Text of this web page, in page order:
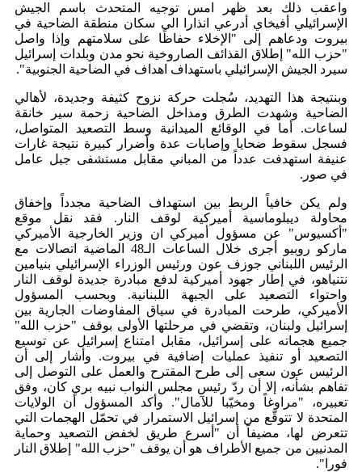
واعقب ذلك بعد ظهر امس توجيه المتحدث باسم الجيش
الإسرائيلي أفيخاي أدرعي انذارا الى سكان منطقة الضاحية في
بيروت ودعاهم إلى "الإخلاء حفاظًا على سلامتهم وإذا واصل
"حزب الله" إطلاق القذائف الصاروخية نحو مدن وبلدات إسرائيل
سيرد الجيش الإسرائيلي باستهداف اهداف في الضاحية الجنوبية".
وبنتيجة هذا التهديد، سُجلت حركة نزوح كثيفة وجديدة، لأهالي
الضاحية وشهدت الطرق ومداخل الضاحية زحمة سير خانقة
لساعات. أما في الوقائع الميدانية وسط التصعيد المتواصل،
فسجل سقوط ضحايا وإصابات عدة وأضرار كبيرة نتيجة غارات
عنيفة استهدفت عدداً من المباني مقابل مستشفى جبل عامل
في صور.
ولم يكن خافياً الربط بين استهداف الضاحية مجدداً وإخفاق
محاولة ديبلوماسية أميركية لوقف النار. فقد نقل موقع
"أكسيوس" عن مسؤول أميركي ان وزير الخارجية الأميركي
ماركو روبيو أجرى خلال الساعات الـ48 الماضية اتصالات مع
الرئيس اللبناني جوزف عون ورئيس الوزراء الإسرائيلي بنيامين
نتنياهو، في إطار جهود أميركية لدفع مبادرة جديدة لوقف النار
واحتواء التصعيد على الجبهة اللبنانية. وبحسب المسؤول
الأميركي، طرحت المبادرة في سياق المفاوضات الجارية بين
إسرائيل ولبنان، وتقضي في مرحلتها الأولى بوقف "حزب الله"
جميع هجماته على إسرائيل، مقابل امتناع إسرائيل عن توسيع
التصعيد أو تنفيذ عمليات إضافية في بيروت. وأشار إلى أن
الرئيس عون سعى إلى طرح المقترح والعمل على التوصل إلى
تفاهم بشأنه، إلا أن ردّ رئيس مجلس النواب نبيه بري كان، وفق
تعبيره، "مراوغاً ومخيّبا للآمال". وأكد المسؤول أن الولايات
المتحدة لا تتوقّع من إسرائيل الاستمرار في تحمّل الهجمات التي
تتعرض لها، مضيفاً أن "أسرع طريق لخفض التصعيد وحماية
المدنيين من جميع الأطراف هو أن يوقف "حزب الله" إطلاق النار
فورا".